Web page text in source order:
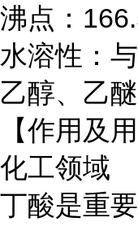
沸点：
水溶性：
乙醇、乙醚
【作用及用
化工领域
丁酸是重